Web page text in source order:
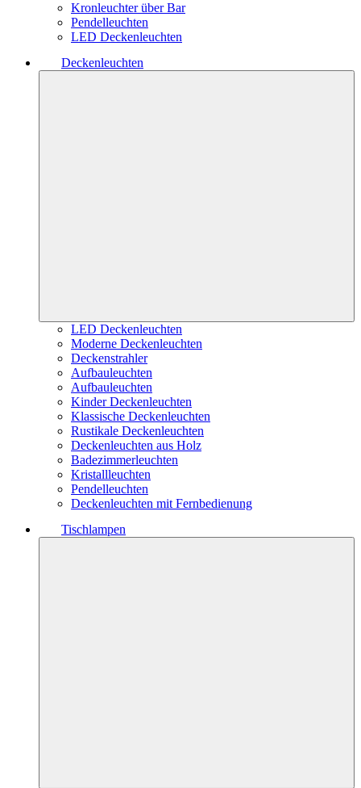
Kronleuchter über Bar
Pendelleuchten
LED Deckenleuchten
Deckenleuchten
LED Deckenleuchten
Moderne Deckenleuchten
Deckenstrahler
Aufbauleuchten
Aufbauleuchten
Kinder Deckenleuchten
Klassische Deckenleuchten
Rustikale Deckenleuchten
Deckenleuchten aus Holz
Badezimmerleuchten
Kristallleuchten
Pendelleuchten
Deckenleuchten mit Fernbedienung
Tischlampen